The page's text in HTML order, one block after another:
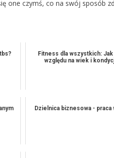
one czymś, co na swój sposób
Fitness dla wszystkich:
względu na wiek i
Dzielnica biznesowa - praca